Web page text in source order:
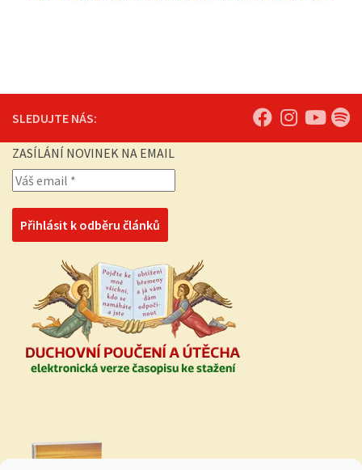
SLEDUJTE NÁS:
ZASÍLÁNÍ NOVINEK NA EMAIL